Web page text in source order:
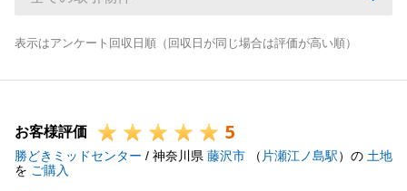
表示はアンケート回収日順（回収日が同じ場合は評価が高い順）
お客様評価 5
勝どきミッドセンター / 神奈川県 藤沢市 （ 片瀬江ノ島駅）の 土地
を ご購入